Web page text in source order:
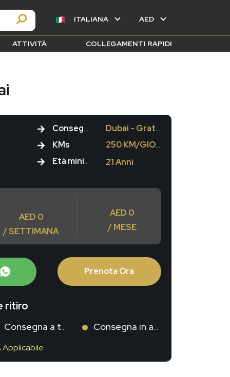
ITALIANA AED
ATTIVITÀ COLLEGAMENTI RAPIDI
Consegna
KMs
Età minima
Dubai - Gratuito
250 KM/GIORNO
21 Anni
AED 0
/ SETTIMANA
AED 0
/ MESE
Prenota Ora
ritiro
Consegna a te Consegna in aeroporto
Applicabile